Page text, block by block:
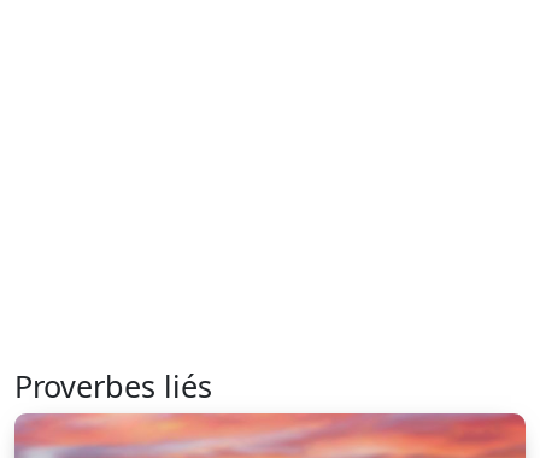
Proverbes liés